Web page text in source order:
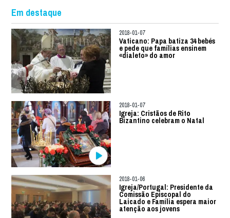
Em destaque
2018-01-07
Vaticano: Papa batiza 34 bebés
e pede que famílias ensinem
«dialeto» do amor
2018-01-07
Igreja: Cristãos de Rito
Bizantino celebram o Natal
2018-01-06
Igreja/Portugal: Presidente da
Comissão Episcopal do
Laicado e Família espera maior
atenção aos jovens